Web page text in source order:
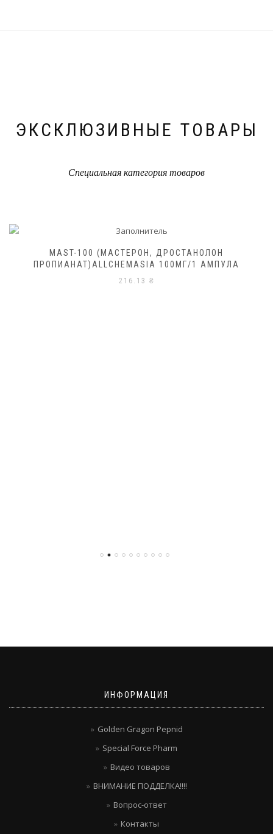
ЭКСКЛЮЗИВНЫЕ ТОВАРЫ
Специальная категория товаров
MAST-100 (МАСТЕРОН, ДРОСТАНОЛОН
ПРОПИАНАТ)ALLCHEMASIA 100МГ/1 АМПУЛА
216.13 ₴
ИНФОРМАЦИЯ
Golden Gragon Pepnid
Special Force Pharm
Видео товаров
ВНИМАНИЕ ПОДДЕЛКА!!!!
Вопрос-ответ
Контакты